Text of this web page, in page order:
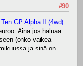
#90
GP Alpha II (4wd)
Aina jos haluaa
(onko vaikea
ja sinä on